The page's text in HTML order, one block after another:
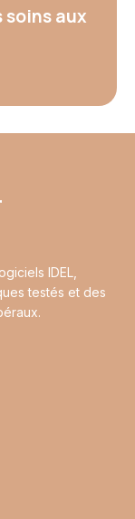
aux
IDEL,
testés et des